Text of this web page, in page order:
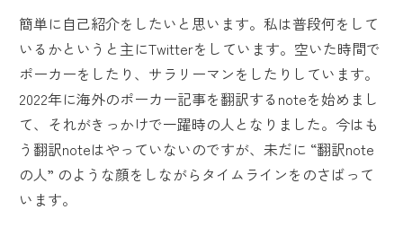
簡単に自己紹介をしたいと思います。私は普段何をして
いるかというと主にTwitterをしています。空いた時間で
ポーカーをしたり、サラリーマンをしたりしています。
2022年に海外のポーカー記事を翻訳するnoteを始めまし
て、それがきっかけで一躍時の人となりました。今はも
う翻訳noteはやっていないのですが、未だに “翻訳note
の人” のような顔をしながらタイムラインをのさばって
います。